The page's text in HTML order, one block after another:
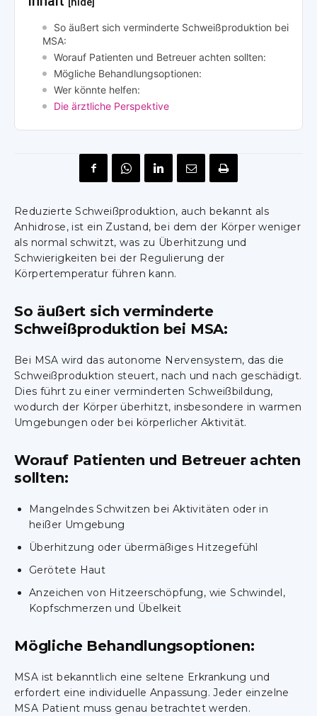
So äußert sich verminderte Schweißproduktion bei
MSA:
Worauf Patienten und Betreuer achten sollten:
Mögliche Behandlungsoptionen:
Wer könnte helfen:
Die ärztliche Perspektive
Reduzierte Schweißproduktion, auch bekannt als
Anhidrose, ist ein Zustand, bei dem der Körper weniger
als normal schwitzt, was zu Überhitzung und
Schwierigkeiten bei der Regulierung der
Körpertemperatur führen kann.
So äußert sich verminderte
Schweißproduktion bei MSA:
Bei MSA wird das autonome Nervensystem, das die
Schweißproduktion steuert, nach und nach geschädigt.
Dies führt zu einer verminderten Schweißbildung,
wodurch der Körper überhitzt, insbesondere in warmen
Umgebungen oder bei körperlicher Aktivität.
Worauf Patienten und Betreuer achten
sollten:
Mangelndes Schwitzen bei Aktivitäten oder in
heißer Umgebung
Überhitzung oder übermäßiges Hitzegefühl
Gerötete Haut
Anzeichen von Hitzeerschöpfung, wie Schwindel,
Kopfschmerzen und Übelkeit
Mögliche Behandlungsoptionen:
MSA ist bekanntlich eine seltene Erkrankung und
erfordert eine individuelle Anpassung. Jeder einzelne
MSA Patient muss genau betrachtet werden.